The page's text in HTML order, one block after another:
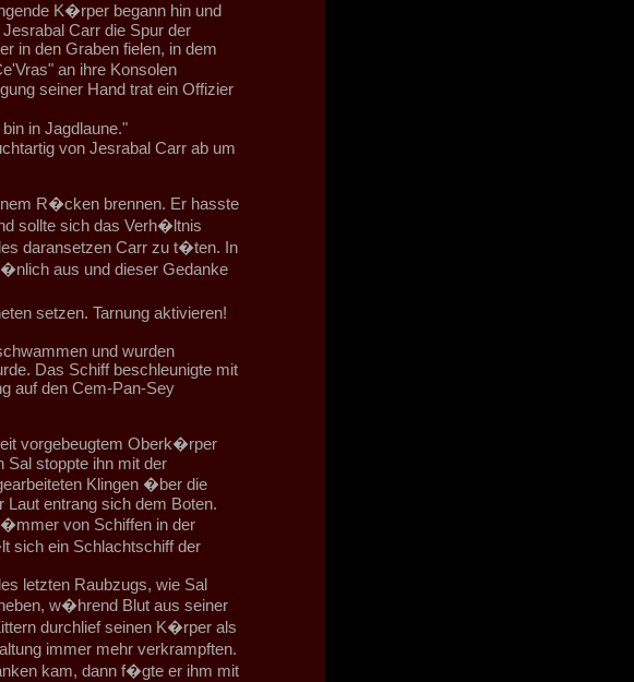
K�rper begann hin und
Carr die Spur der
in den Graben fielen, in dem
an ihre Konsolen
seiner Hand trat ein Offizier
in Jagdlaune."
von Jesrabal Carr ab um
R�cken brennen. Er hasste
sollte sich das Verh�ltnis
daransetzen Carr zu t�ten. In
aus und dieser Gedanke
setzen. Tarnung aktivieren!
und wurden
Das Schiff beschleunigte mit
auf den Cem-Pan-Sey
vorgebeugtem Oberk�rper
Sal stoppte ihn mit der
Klingen �ber die
Laut entrang sich dem Boten.
von Schiffen in der
ein Schlachtschiff der
letzten Raubzugs, wie Sal
w�hrend Blut aus seiner
durchlief seinen K�rper als
immer mehr verkrampften.
kam, dann f�gte er ihm mit